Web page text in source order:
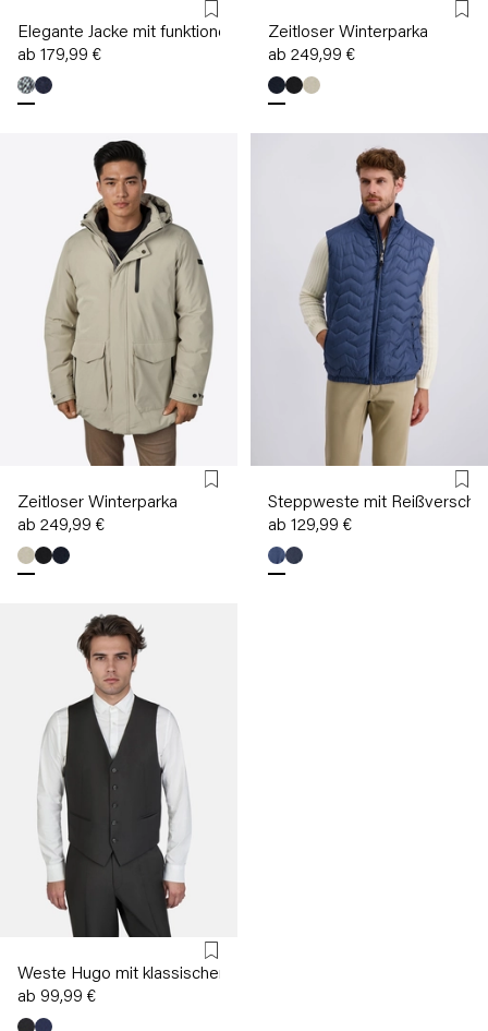
Elegante Jacke mit funktionellen Details
ab 179,99 €
Zeitloser Winterparka
ab 249,99 €
Zeitloser Winterparka
ab 249,99 €
Steppweste mit
ab 129,99 €
Weste Hugo mit klassischem V-Ausschnitt
ab 99,99 €